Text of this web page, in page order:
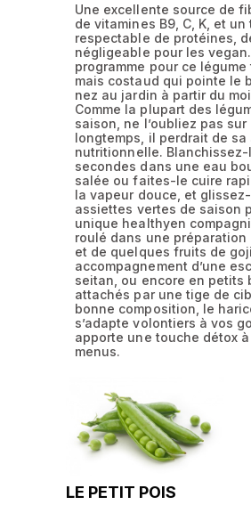
Une excellente source de
de vitamines B9, C, K, et un
respectable de protéines,
négligeable pour les
programme pour ce
mais costaud qui pointe le
nez au jardin à partir du
Comme la plupart des
saison, ne l’oubliez pas
longtemps, il perdrait de sa
nutritionnelle.
secondes dans une eau
salée ou faites-le cuire
la vapeur douce, et
assiettes vertes de saison
unique healthyen
roulé dans une préparation
et de quelques fruits de
accompagnement d’une
seitan, ou encore en petits
attachés par une tige de
bonne composition, le
s’adapte volontiers à vos
apporte une touche détox à
menus.
LE PETIT POIS